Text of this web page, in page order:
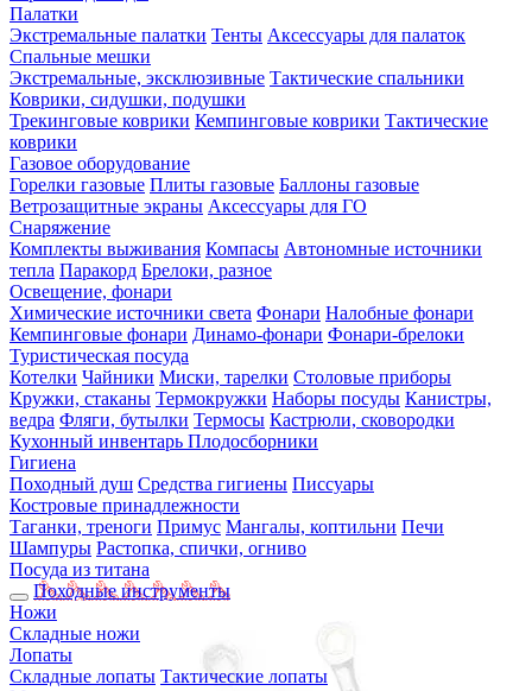
Палатки
Экстремальные палатки Тенты Аксессуары для палаток
Спальные мешки
Экстремальные, эксклюзивные Тактические спальники
Коврики, сидушки, подушки
Трекинговые коврики Кемпинговые коврики Тактические
коврики
Газовое оборудование
Горелки газовые Плиты газовые Баллоны газовые
Ветрозащитные экраны Аксессуары для ГО
Снаряжение
Комплекты выживания Компасы Автономные источники
тепла Паракорд Брелоки, разное
Освещение, фонари
Химические источники света Фонари Налобные фонари
Кемпинговые фонари Динамо-фонари Фонари-брелоки
Туристическая посуда
Котелки Чайники Миски, тарелки Столовые приборы
Кружки, стаканы Термокружки Наборы посуды Канистры,
ведра Фляги, бутылки Термосы Кастрюли, сковородки
Кухонный инвентарь Плодосборники
Гигиена
Походный душ Средства гигиены Писсуары
Костровые принадлежности
Таганки, треноги Примус Мангалы, коптильни Печи
Шампуры Растопка, спички, огниво
Посуда из титана
Походные инструменты
Ножи
Складные ножи
Лопаты
Складные лопаты Тактические лопаты